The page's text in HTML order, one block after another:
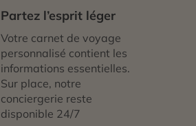
Partez l’esprit léger
Votre carnet de voyage
personnalisé contient les
informations essentielles.
Sur place, notre
conciergerie reste
disponible 24/7